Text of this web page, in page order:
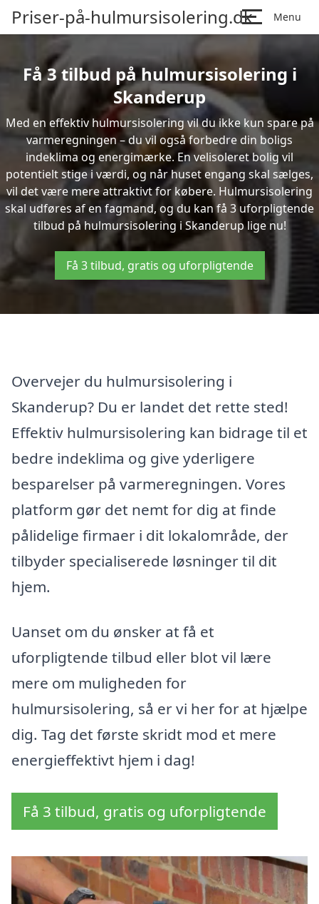
Priser-på-hulmursisolering.dk Menu
Få 3 tilbud på hulmursisolering i
Skanderup
Med en effektiv hulmursisolering vil du ikke kun spare på
varmeregningen – du vil også forbedre din boligs
indeklima og energimærke. En velisoleret bolig vil
potentielt stige i værdi, og når huset engang skal sælges,
vil det være mere attraktivt for købere. Hulmursisolering
skal udføres af en fagmand, og du kan få 3 uforpligtende
tilbud på hulmursisolering i Skanderup lige nu!
Få 3 tilbud, gratis og uforpligtende
Overvejer du hulmursisolering i
Skanderup? Du er landet det rette sted!
Effektiv hulmursisolering kan bidrage til et
bedre indeklima og give yderligere
besparelser på varmeregningen. Vores
platform gør det nemt for dig at finde
pålidelige firmaer i dit lokalområde, der
tilbyder specialiserede løsninger til dit
hjem.
Uanset om du ønsker at få et
uforpligtende tilbud eller blot vil lære
mere om muligheden for
hulmursisolering, så er vi her for at hjælpe
dig. Tag det første skridt mod et mere
energieffektivt hjem i dag!
Få 3 tilbud, gratis og uforpligtende